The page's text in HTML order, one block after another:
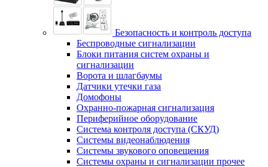
Безопасность и контроль доступа
Беспроводные сигнализации
Блоки питания систем охраны и
сигнализации
Ворота и шлагбаумы
Датчики утечки газа
Домофоны
Охранно-пожарная сигнализация
Периферийное оборудование
Система контроля доступа (СКУД)
Системы видеонаблюдения
Системы звукового оповещения
Системы охраны и сигнализации прочее